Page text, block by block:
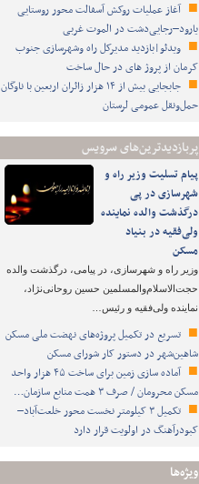
آغاز عملیات روکش آسفالت محور روستایی
یارود–رجایی‌دشت در الموت غربی
ویدئو|بازدید مدیرکل راه وشهرسازی جنوب
کرمان از پروژ های در حال ساخت
جابجایی بیش از ۱۴ هزار زائران اربعین با ناوگان
حمل‌ونقل عمومی لرستان
پربازدیدترین‌های سرویس
پیام تسلیت وزیر راه و
شهرسازی در پی
درگذشت والده نماینده
ولی‌فقیه در بنیاد
مسکن
وزیر راه و شهرسازی، در پیامی، درگذشت والده
حجت‌الاسلام‌والمسلمین حسین روحانی‌نژاد،
نماینده ولی‌فقیه و رئیس…
تسریع در تکمیل پروژه‌های نهضت ملی مسکن
شاهین‌شهر در دستور کار شورای مسکن
آماده سازی زمین برای ساخت ۴۵ هزار واحد
مسکن محرومان / صرف ۳ همت منابع سازمان…
تکمیل ۳ کیلومتر نخست محور خلعت‌آباد–
کبودرآهنگ در اولویت قرار دارد
ویژه‌ها